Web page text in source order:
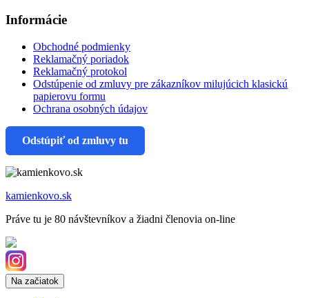
Informácie
Obchodné podmienky
Reklamačný poriadok
Reklamačný protokol
Odstúpenie od zmluvy pre zákazníkov milujúcich klasickú
papierovu formu
Ochrana osobných údajov
Odstúpiť od zmluvy tu
kamienkovo.sk
Práve tu je 80 návštevníkov a žiadni členovia on-line
Na začiatok